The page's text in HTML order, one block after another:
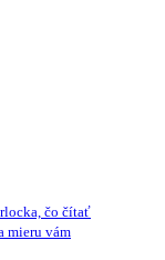
čo čítať
mieru vám